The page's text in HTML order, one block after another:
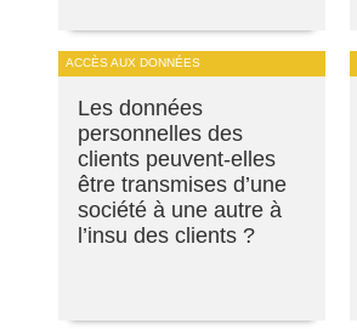
ACCÈS AUX DONNÉES
Les données
personnelles des
clients peuvent-elles
être transmises d’une
société à une autre à
l’insu des clients ?